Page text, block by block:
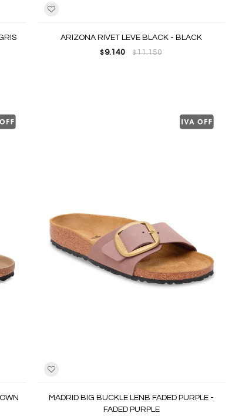
ARIZONA RIVET LEVE BLACK - BLACK
$ 9.140 $11.150
MADRID BIG BUCKLE LENB FADED PURPLE -
FADED PURPLE